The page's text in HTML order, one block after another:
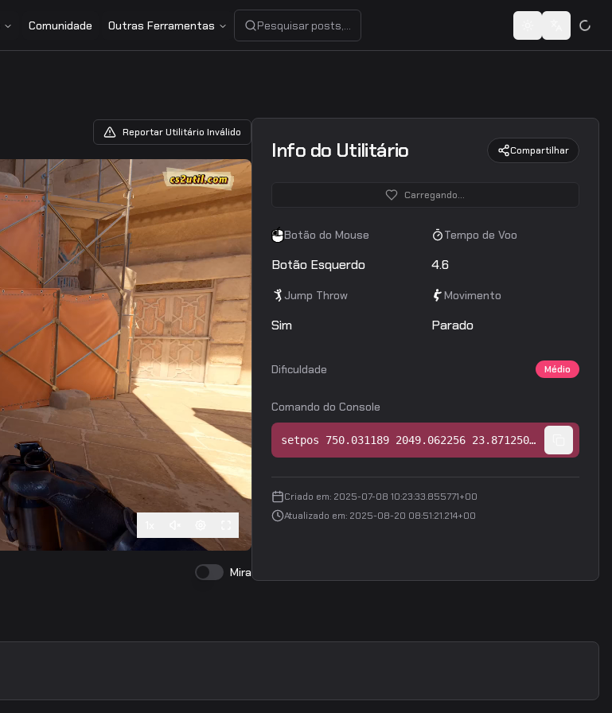
Comunidade Outras Ferramentas Pesquisar posts, usuários ou share codes... Toggle theme
Switch
Reportar Utilitário Inválido
Mira
Info do Utilitário Compartilhar
Carregando...
Botão do Mouse
Botão Esquerdo
Tempo de Voo
4.6
Jump Throw
Sim
Movimento
Parado
Dificuldade Médio
Comando do Console
setpos 750.031189 2049.062256 23.871250;setang -1.814957 -30.989082 0.000000
Criado em: 2025-07-08 10:23:33.855771+00
Atualizado em: 2025-08-20 08:51:21.214+00